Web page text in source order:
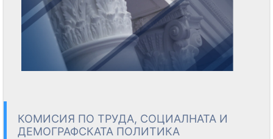
КОМИСИЯ ПО ТРУДА, СОЦИАЛНАТА И
ДЕМОГРАФСКАТА ПОЛИТИКА